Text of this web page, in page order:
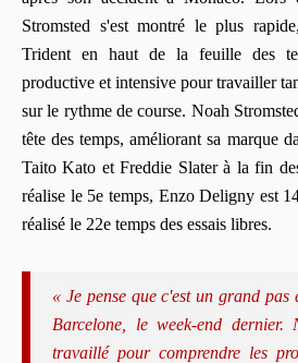
Stromsted s'est montré le plus
Trident en haut de la feuille des
productive et intensive pour travailler
sur le rythme de course. Noah
tête des temps, améliorant sa marque
Taito Kato et Freddie Slater à la fin
réalise le 5e temps, Enzo Deligny est
réalisé le 22e temps des essais libres.
« Je pense que c'est un grand
Barcelone, le week-end dernier.
travaillé pour comprendre les